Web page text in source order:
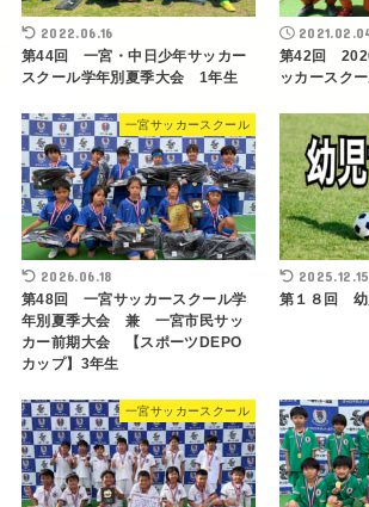
2022.06.16
第44回 一宮・中日少年サッカー
スクール学年別夏季大会 1年生
第42回
ッカースク
一宮サッカースクール
2026.06.18
第48回 一宮サッカースクール学
年別夏季大会 兼 一宮市民サッ
カー前期大会 【スポーツDEPO
カップ】3年生
2025.12.15
第１８回 幼
一宮サッカースクール